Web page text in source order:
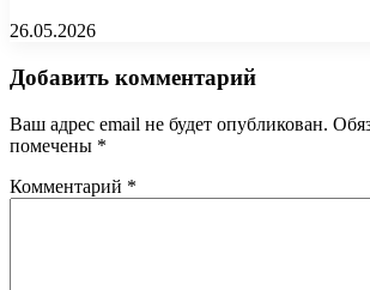
26.05.2026
Добавить комментарий
Ваш адрес email не будет опубликован.
помечены *
Комментарий *